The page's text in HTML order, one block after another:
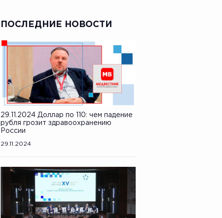
ПОСЛЕДНИЕ НОВОСТИ
29.11.2024 Доллар по 110: чем падение
рубля грозит здравоохранению
России
29.11.2024